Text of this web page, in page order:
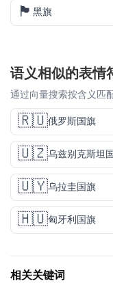
🏴 黑旗
语义相似的表情
通过向量搜索按含义匹
🇷🇺俄罗斯国旗
🇺🇿乌兹别克斯坦
🇺🇾乌拉圭国旗
🇭🇺匈牙利国旗
相关关键词